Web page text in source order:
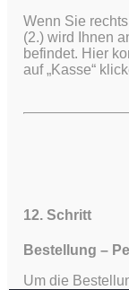
Wenn Sie
(2.) wird Ihnen
befindet. Hier
auf „Kasse“
12. Schritt
Bestellung –
Um die